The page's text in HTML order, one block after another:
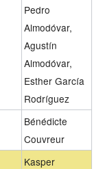
Pedro
Almodóvar,
Agustín
Almodóvar,
Esther García
Rodríguez
Bénédicte
Couvreur
Kasper